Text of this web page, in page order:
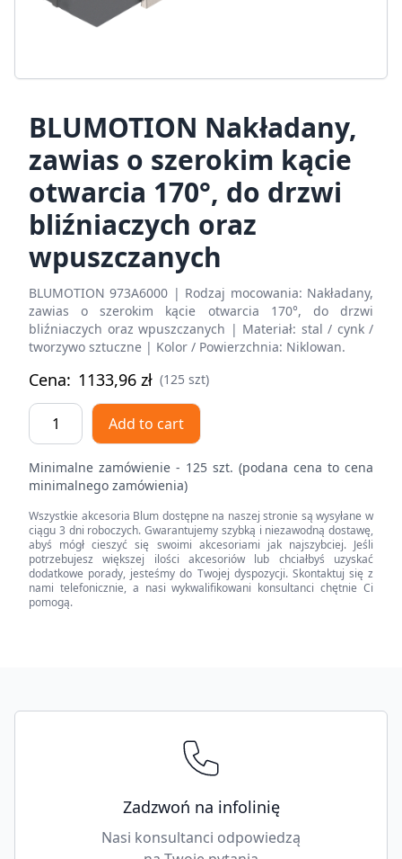
BLUMOTION Nakładany,
zawias o szerokim kącie
otwarcia 170°, do drzwi
bliźniaczych oraz
wpuszczanych
BLUMOTION 973A6000 | Rodzaj mocowania: Nakładany,
zawias o szerokim kącie otwarcia 170°, do drzwi
bliźniaczych oraz wpuszczanych | Materiał: stal / cynk /
tworzywo sztuczne | Kolor / Powierzchnia: Niklowan.
Cena: 1133,96 zł (125 szt)
BLUMOTION
Nakładany,
o
kącie
otwarcia
170°,
do
drzwi
Add to cart
Minimalne zamówienie - 125 szt. (podana cena to cena
minimalnego zamówienia)
Wszystkie akcesoria Blum dostępne na naszej stronie są wysyłane w
ciągu 3 dni roboczych. Gwarantujemy szybką i niezawodną dostawę,
abyś mógł cieszyć się swoimi akcesoriami jak najszybciej. Jeśli
potrzebujesz większej ilości akcesoriów lub chciałbyś uzyskać
dodatkowe porady, jesteśmy do Twojej dyspozycji. Skontaktuj się z
nami telefonicznie, a nasi wykwalifikowani konsultanci chętnie Ci
pomogą.
Zadzwoń na infolinię
Nasi konsultanci odpowiedzą